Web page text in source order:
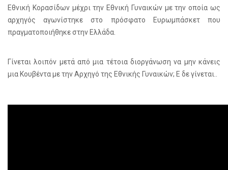
Εθνική Κορασίδων μέχρι την Εθνική Γυναικών με την οποία ως
αρχηγός αγωνίστηκε στο πρόσφατο Ευρωμπάσκετ που
πραγματοποιήθηκε στην Ελλάδα.
Γίνεται λοιπόν μετά από μια τέτοια διοργάνωση να μην κάνεις
μια Κουβέντα με την Αρχηγό της Εθνικής Γυναικών; Ε δε γίνεται..